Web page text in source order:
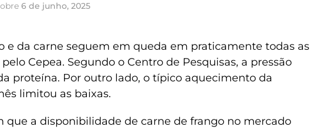
6 de junho, 2025
e da carne seguem em queda em praticamente todas as
Cepea. Segundo o Centro de Pesquisas, a pressão
proteína. Por outro lado, o típico aquecimento da
limitou as baixas.
que a disponibilidade de carne de frango no mercado